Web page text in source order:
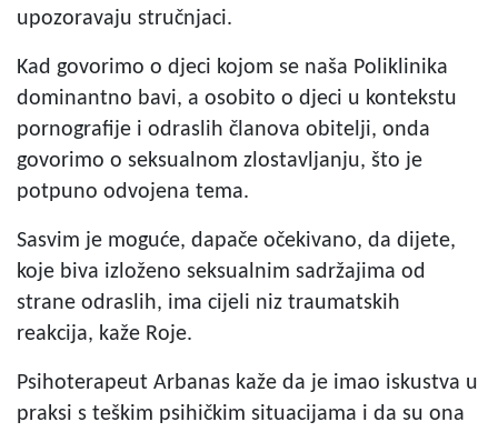
upozoravaju stručnjaci.
Kad govorimo o djeci kojom se naša Poliklinika
dominantno bavi, a osobito o djeci u kontekstu
pornografije i odraslih članova obitelji, onda
govorimo o seksualnom zlostavljanju, što je
potpuno odvojena tema.
Sasvim je moguće, dapače očekivano, da dijete,
koje biva izloženo seksualnim sadržajima od
strane odraslih, ima cijeli niz traumatskih
reakcija, kaže Roje.
Psihoterapeut Arbanas kaže da je imao iskustva u
praksi s teškim psihičkim situacijama i da su ona